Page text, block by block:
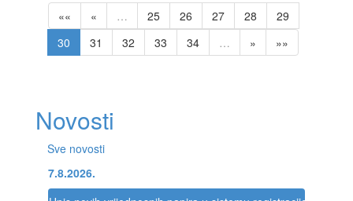
«« « … 25 26 27 28
29
30
31 32 33 34 … » »»
Novosti
Sve novosti
7.8.2026.